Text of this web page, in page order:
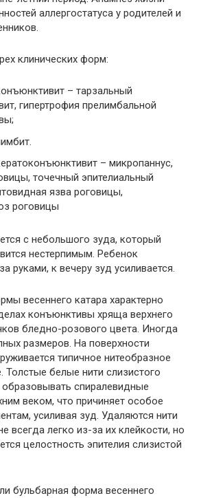
аллергостатуса у родителей и
клинических форм:
– тарзальный
гипертрофия прелимбальной
– микропаннус,
точечный эпителиальный
язва роговицы,
роговицы
с небольшого зуда, который
нестерпимым. Ребенок
руками, к вечеру зуд усиливается.
весеннего катара характерно
конъюнктивы хряща верхнего
бледно-розового цвета. Иногда
размеров. На поверхности
типичное нитеобразное
Толстые белые нити слизистого
спиралевидные
веком, что причиняет особое
усиливая зуд. Удаляются нити
всегда легко из-за их клейкости, но
целостность эпителия слизистой
бульбарная форма весеннего